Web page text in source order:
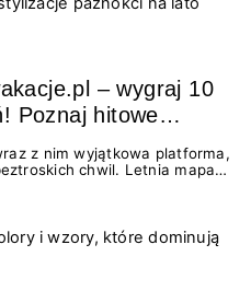
tworząc unikalny projekt
– wygraj 10
Poznaj hitowe
z nim wyjątkowa platforma,
chwil. Letnia mapa
wyjazdów, przez
i kolekcjonowanie
coś absolutnie
oraz dawkę